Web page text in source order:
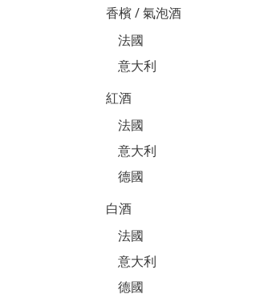
香檳 / 氣泡酒
法國
意大利
紅酒
法國
意大利
德國
白酒
法國
意大利
德國